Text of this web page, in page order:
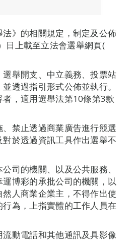
》的相關規定，制定及公佈
日上載至立法會選舉網頁(
舉開支、中立義務、投票站
透過指引形式公佈並執行。
，適用選舉法第10條第3款
禁止透過商業廣告進行競選
於透過資訊工具作出選舉不
司的機關、以及公共服務、
博彩的承批公司的機關，以
人商業企業主，不得作出使
為，上指實體的工作人員在
動電話和其他通訊及具影像